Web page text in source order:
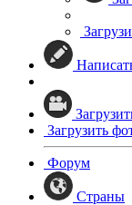
Загрузить
Форум
Страны